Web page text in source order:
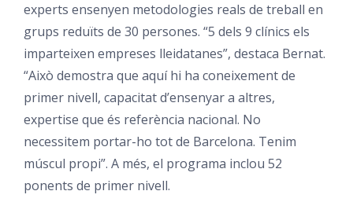
experts ensenyen metodologies reals de treball en
grups reduïts de 30 persones. “5 dels 9 clínics els
imparteixen empreses lleidatanes”, destaca Bernat.
“Això demostra que aquí hi ha coneixement de
primer nivell, capacitat d’ensenyar a altres,
expertise que és referència nacional. No
necessitem portar-ho tot de Barcelona. Tenim
múscul propi”. A més, el programa inclou 52
ponents de primer nivell.